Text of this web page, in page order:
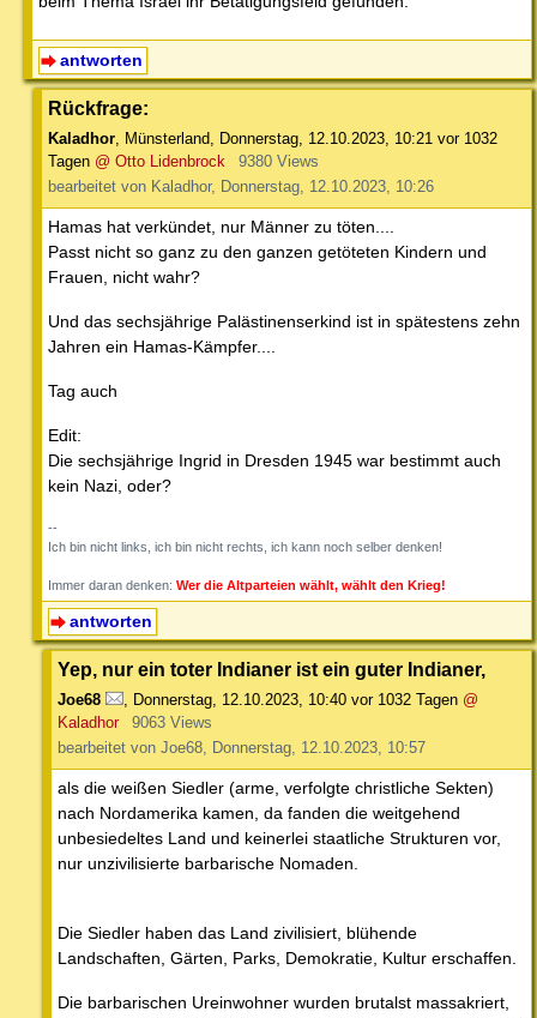
antworten
Rückfrage:
Kaladhor, Münsterland, Donnerstag, 12.10.2023, 10:21 vor 1032
Tagen @ Otto Lidenbrock
9380 Views
bearbeitet von Kaladhor, Donnerstag, 12.10.2023, 10:26
Hamas hat verkündet, nur Männer zu töten....
Passt nicht so ganz zu den ganzen getöteten Kindern und
Frauen, nicht wahr?
Und das sechsjährige Palästinenserkind ist in spätestens zehn
Jahren ein Hamas-Kämpfer....
Tag auch
Edit:
Die sechsjährige Ingrid in Dresden 1945 war bestimmt auch
kein Nazi, oder?
--
Ich bin nicht links, ich bin nicht rechts, ich kann noch selber denken!
Immer daran denken: Wer die Altparteien wählt, wählt den Krieg!
antworten
Yep, nur ein toter Indianer ist ein guter Indianer,
Joe68 Donnerstag, 12.10.2023, 10:40 vor 1032 Tagen @
Kaladhor
9063 Views
bearbeitet von Joe68, Donnerstag, 12.10.2023, 10:57
als die weißen Siedler (arme, verfolgte christliche Sekten)
nach Nordamerika kamen, da fanden die weitgehend
unbesiedeltes Land und keinerlei staatliche Strukturen vor,
nur unzivilisierte barbarische Nomaden.
Die Siedler haben das Land zivilisiert, blühende
Landschaften, Gärten, Parks, Demokratie, Kultur erschaffen.
Die barbarischen Ureinwohner wurden brutalst massakriert,